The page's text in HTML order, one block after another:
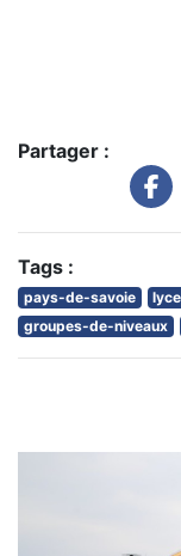
Partager :
Tags :
pays-de-savoie
groupes-de-niveaux